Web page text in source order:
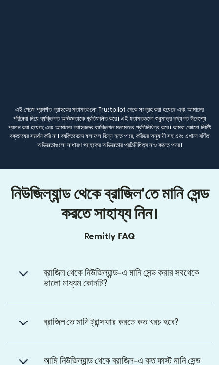
এই পেজে প্রদর্শিত গ্রাহকের মতামতগুলো Trustpilot থেকে সংগ্রহ করা হয়েছে এবং আমাদের
পরিষেবা নিয়ে ব্যক্তিগত অভিজ্ঞতাকে প্রতিফলিত করে। এই মতামতগুলো শুধুমাত্র তথ্যগত উদ্দেশ্যে
প্রদান করা হয়েছে এবং আমাদের গ্রাহকদের ব্যক্তিগত মতামতের প্রতিনিধিত্ব করে। আমরা কোনো নির্দিষ্ট
বক্তব্যের সমর্থন করি না। ব্যক্তিভেদে ফলাফল ভিন্ন হতে পারে, করিডর অনুযায়ী সহ এবং এখানে বর্ণিত
অভিজ্ঞতাগুলো সাধারণ গ্রাহকের অভিজ্ঞতার প্রতিনিধিত্ব নাও করতে পারে।
নিউজিল্যান্ড থেকে ব্রাজিল'তে মানি সেন্ড
করতে সাহায্য নিন।
Remitly FAQ
ব্রাজিল থেকে নিউজিল্যান্ড-এ মানি সেন্ড করার সবথেকে
ভালো মাধ্যম কোনটি?
ব্রাজিল'তে মানি ট্রান্সফার করতে কত খরচ হবে?
আমি নিউজিল্যান্ড থেকে ব্রাজিল-এ কত ফাস্ট মানি সেন্ড